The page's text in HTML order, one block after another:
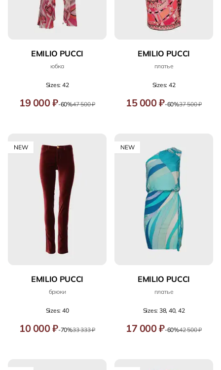
EMILIO PUCCI
юбка
Sizes: 42
19 000 ₽-60%47 500 ₽
EMILIO PUCCI
платье
Sizes: 42
15 000 ₽-60%37 500 ₽
NEW
EMILIO PUCCI
брюки
Sizes: 40
10 000 ₽-70%33 333 ₽
NEW
EMILIO PUCCI
платье
Sizes: 38, 40, 42
17 000 ₽-60%42 500 ₽